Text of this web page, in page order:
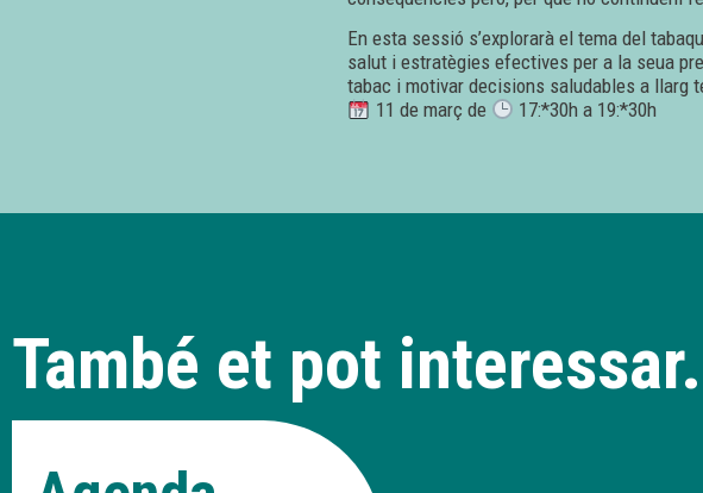
En esta sessió s’explorarà el tema del
salut i estratègies efectives per a la seua
tabac i motivar decisions saludables a llarg
11 de març de
17:*30h a 19:*30h
També et pot